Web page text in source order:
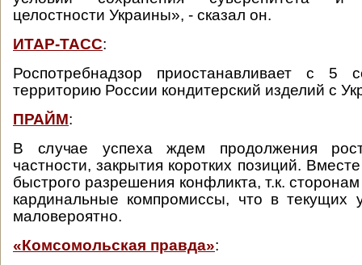
целостности Украины», - сказал он.
ИТАР-ТАСС:
Роспотребнадзор приостанавливает с 5
территорию России кондитерский изделий с
ПРАЙМ:
В случае успеха ждем продолжения
частности, закрытия коротких позиций.
быстрого разрешения конфликта, т.к.
кардинальные компромиссы, что в текущих
маловероятно.
«Комсомольская правда»: